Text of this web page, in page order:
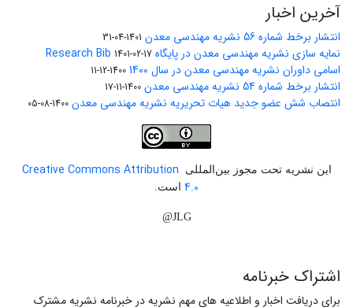
آخرین اخبار
انتشار برخط شماره 56 نشریه مهندسی معدن 1401-04-31
نمایه سازی نشریه مهندسی معدن در پایگاه Research Bib 1401-02-17
اسامی داوران نشریه مهندسی معدن در سال 1400 1400-12-11
انتشار برخط شماره 54 نشریه مهندسی معدن 1400-11-17
انتصاب شش عضو جدید هیات تحریریه نشریه مهندسی معدن 1400-08-05
این نشریه تحت مجوز بین‌المللی
Creative Commons Attribution
4.0 است.
JLG@
اشتراک خبرنامه
برای دریافت اخبار و اطلاعیه های مهم نشریه در خبرنامه نشریه مشترک